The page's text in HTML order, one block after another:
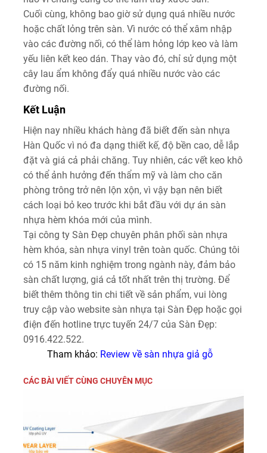
Cuối cùng, không bao giờ sử dụng quá nhiều nước
hoặc chất lỏng trên sàn. Vì nước có thể xâm nhập
vào các đường nối, có thể làm hỏng lớp keo và làm
yếu liên kết keo dán. Thay vào đó, chỉ sử dụng một
cây lau ẩm không đẩy quá nhiều nước vào các
đường nối.
Kết Luận
Hiện nay nhiều khách hàng đã biết đến sàn nhựa
Hàn Quốc vì nó đa dạng thiết kế, độ bền cao, dễ lắp
đặt và giá cả phải chăng. Tuy nhiên, các vết keo khô
có thể ảnh hưởng đến thẩm mỹ và làm cho căn
phòng trông trở nên lộn xộn, vì vậy bạn nên biết
cách loại bỏ keo trước khi bắt đầu với dự án sàn
nhựa hèm khóa mới của mình.
Tại công ty Sàn Đẹp chuyên phân phối sàn nhựa
hèm khóa, sàn nhựa vinyl trên toàn quốc. Chúng tôi
có 15 năm kinh nghiệm trong ngành này, đảm bảo
sàn chất lượng, giá cả tốt nhất trên thị trường. Để
biết thêm thông tin chi tiết về sản phẩm, vui lòng
truy cập vào website sàn nhựa tại Sàn Đẹp hoặc gọi
điện đến hotline trực tuyến 24/7 của Sàn Đẹp:
0916.422.522.
Tham khảo: Review về sàn nhựa giả gỗ
CÁC BÀI VIẾT CÙNG CHUYÊN MỤC